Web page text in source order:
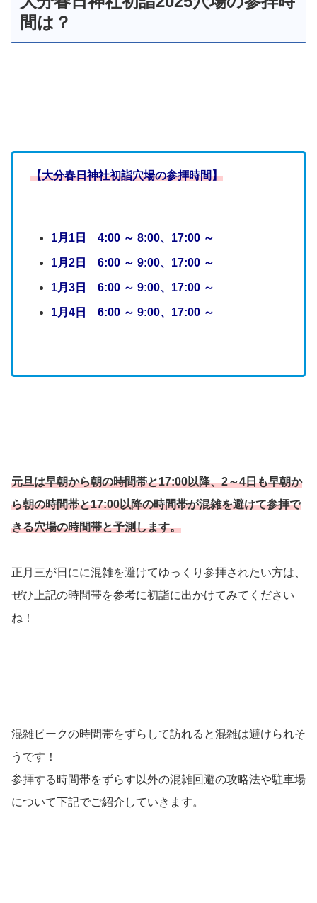
間は？
【大分春日神社初詣穴場の参拝時間】
1月1日 4:00 ～ 8:00、17:00 ～
1月2日 6:00 ～ 9:00、17:00 ～
1月3日 6:00 ～ 9:00、17:00 ～
1月4 日 6:00 ～ 9:00、17:00 ～
元旦は早朝から朝の時間帯と17:00以降、2～4日も早朝か
ら朝の時間帯と17:00以降の時間帯が混雑を避けて参拝で
きる穴場の時間帯と予測します。
正月三が日にに混雑を避けてゆっくり参拝されたい方は、
ぜひ上記の時間帯を参考に初詣に出かけてみてください
ね！
混雑ピークの時間帯をずらして訪れると混雑は避けられそ
うです！
参拝する時間帯をずらす以外の混雑回避の攻略法や駐車場
について下記でご紹介していきます。